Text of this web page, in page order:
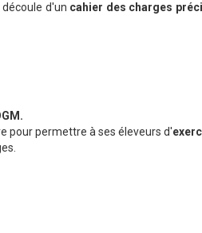
découle d'un cahier des charges
pour permettre à ses éleveurs d'